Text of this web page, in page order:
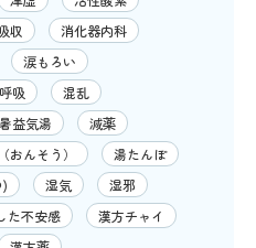
収
消化器内科
涙もろい
吸
混乱
益気湯
減薬
おんそう）
湯たんぽ
湿気
湿邪
た不安感
漢方チャイ